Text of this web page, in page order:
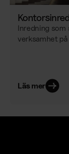
Inredning som
verksamhet
Läs mer